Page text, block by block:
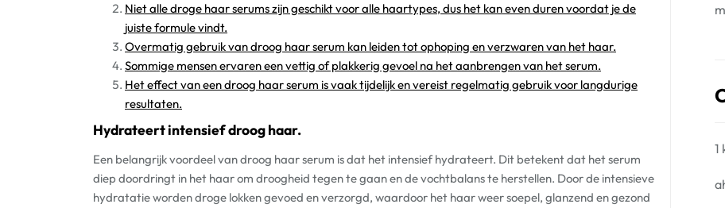
Niet alle droge haar serums zijn geschikt voor alle haartypes, dus het kan even duren voordat je de
juiste formule vindt.
Overmatig gebruik van droog haar serum kan leiden tot ophoping en verzwaren van het haar.
Sommige mensen ervaren een vettig of plakkerig gevoel na het aanbrengen van het serum.
Het effect van een droog haar serum is vaak tijdelijk en vereist regelmatig gebruik voor langdurige
resultaten.
Hydrateert intensief droog haar.
Een belangrijk voordeel van droog haar serum is dat het intensief hydrateert. Dit betekent dat het serum
diep doordringt in het haar om droogheid tegen te gaan en de vochtbalans te herstellen. Door de intensieve
hydratatie worden droge lokken gevoed en verzorgd, waardoor het haar weer soepel, glanzend en gezond
1